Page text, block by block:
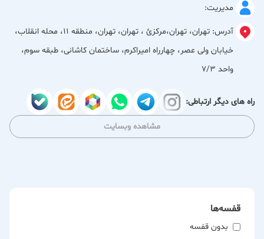
عرضه می‌شوند تا تجربه‌ای متفاوت از خرید لباس زنانه را برای شما
رقم بزنند. بارا با ارائه مدل‌های به‌روز و تن‌خور استاندارد، انتخابی
ایده‌آل برای بانوانی است که به استایل، کیفیت و جذابیت ظاهری
اهمیت می‌دهند. اگر به دنبال خرید مانتو و لباس زنانه باکیفیت و
مطابق با ترندهای روز هستید، بارا همراه شما در خلق استایلی
منحصربه‌فرد خواهد بود.
مدیریت:
آدرس:
تهران، تهران،مركزئ ، تهران، تهران، منطقه 11، محله انقلاب،
خیابان ولی عصر، چهارراه امیراکرم، ساختمان کاشانی، طبقه سوم،
واحد 7/3
راه های دیگر ارتباطی:
مشاهده وبسایت
قفسه‌ها
بدون قفسه